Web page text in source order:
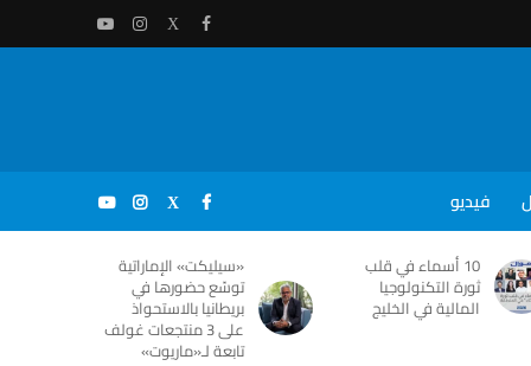
فيديو
10 أسماء في قلب
ثورة التكنولوجيا
المالية في الخليج
«سيليكت» الإماراتية
توسّع حضورها في
بريطانيا بالاستحواذ
على 3 منتجعات غولف
تابعة لـ«ماريوت»